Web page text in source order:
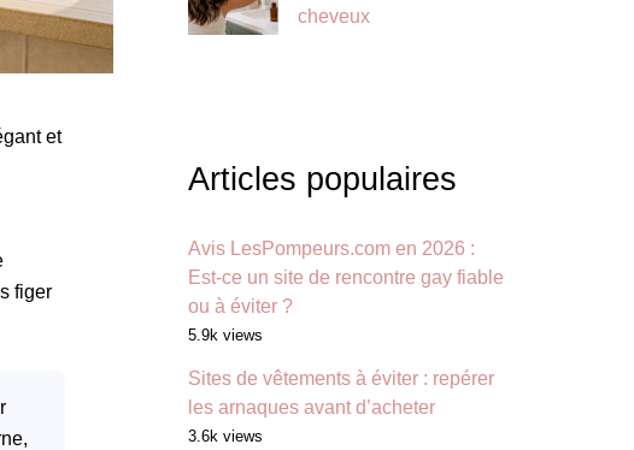
et
figer
cheveux
Articles populaires
Avis LesPompeurs.com en 2026 :
Est-ce un site de rencontre gay fiable
ou à éviter ?
5.9k views
Sites de vêtements à éviter : repérer
les arnaques avant d’acheter
3.6k views